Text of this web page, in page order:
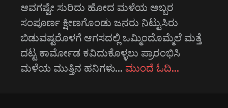
ಆವಗಷ್ಟೇ ಸುರಿದು ಹೋದ ಮಳೆಯ ಅಬ್ಬರ
ಸಂಪೂರ್ಣ ಕ್ಷೀಣಗೊಂಡು ಜನರು ನಿಟ್ಟುಸಿರು
ಬಿಡುವಷ್ಟರೊಳಗೆ ಆಗಸದಲ್ಲಿ ಒಮ್ಮಿಂದೊಮ್ಮೆಲೆ ಮತ್ತೆ
ದಟ್ಟ ಕಾರ್ಮೋಡ ಕವಿದುಕೊಳ್ಳಲು ಪ್ರಾರಂಭಿಸಿ
ಮಳೆಯ ಮುತ್ತಿನ ಹನಿಗಳು… ಮುಂದೆ ಓದಿ…